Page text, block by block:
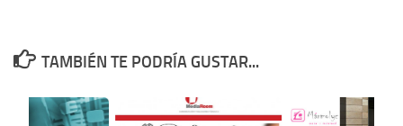
TAMBIÉN TE PODRÍA GUSTAR...